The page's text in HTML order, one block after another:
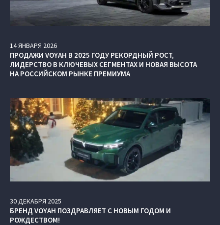
14ЯНВАРЯ 2026
ПРОДАЖИ VOYAH В 2025 ГОДУ РЕКОРДНЫЙ РОСТ,
ЛИДЕРСТВО В КЛЮЧЕВЫХ СЕГМЕНТАХ И НОВАЯ ВЫСОТА
НА РОССИЙСКОМ РЫНКЕ ПРЕМИУМА
30ДЕКАБРЯ 2025
БРЕНД VOYAH ПОЗДРАВЛЯЕТ С НОВЫМ ГОДОМ И
РОЖДЕСТВОМ!